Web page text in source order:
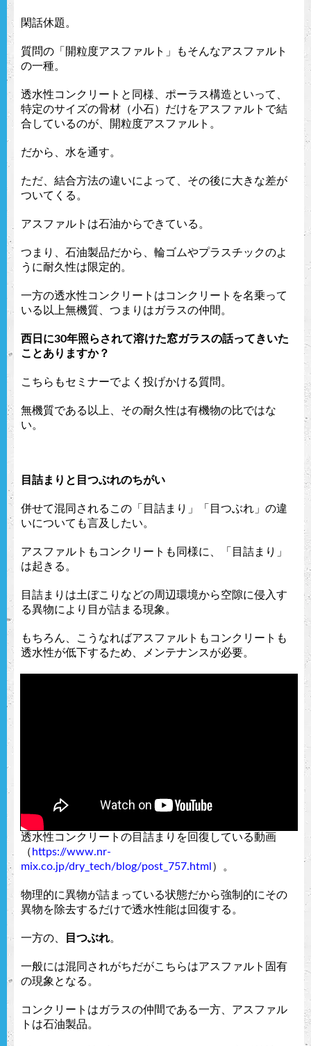
閑話休題。
質問の「開粒度アスファルト」もそんなアスファルト
の一種。
透水性コンクリートと同様、ポーラス構造といって、
特定のサイズの骨材（小石）だけをアスファルトで結
合しているのが、開粒度アスファルト。
だから、水を通す。
ただ、結合方法の違いによって、その後に大きな差が
ついてくる。
アスファルトは石油からできている。
つまり、石油製品だから、輪ゴムやプラスチックのよ
うに耐久性は限定的。
一方の透水性コンクリートはコンクリートを名乗って
いる以上無機質、つまりはガラスの仲間。
西日に30年照らされて溶けた窓ガラスの話ってきいた
ことありますか？
こちらもセミナーでよく投げかける質問。
無機質である以上、その耐久性は有機物の比ではな
い。
目詰まりと目つぶれのちがい
併せて混同されるこの「目詰まり」「目つぶれ」の違
いについても言及したい。
アスファルトもコンクリートも同様に、「目詰まり」
は起きる。
目詰まりは土ぼこりなどの周辺環境から空隙に侵入す
る異物により目が詰まる現象。
もちろん、こうなればアスファルトもコンクリートも
透水性が低下するため、メンテナンスが必要。
透水性コンクリートの目詰まりを回復している動画
（ https://www.nr-
mix.co.jp/dry_tech/blog/post_757.html ）。
物理的に異物が詰まっている状態だから強制的にその
異物を除去するだけで透水性能は回復する。
一方の、 目つぶれ。
一般には混同されがちだがこちらはアスファルト固有
の現象となる。
コンクリートはガラスの仲間である一方、アスファル
トは石油製品。